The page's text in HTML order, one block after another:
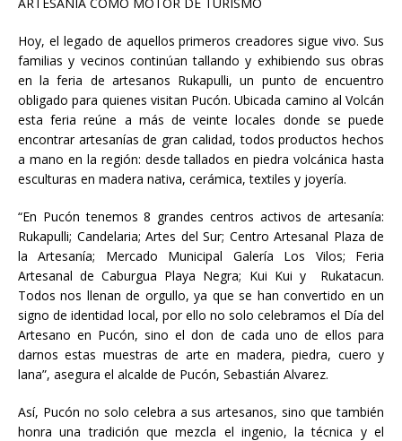
Hoy, el legado de aquellos primeros creadores sigue vivo. Sus
familias y vecinos continúan tallando y exhibiendo sus obras
en la feria de artesanos Rukapulli, un punto de encuentro
obligado para quienes visitan Pucón. Ubicada camino al Volcán
esta feria reúne a más de veinte locales donde se puede
encontrar artesanías de gran calidad, todos productos hechos
a mano en la región: desde tallados en piedra volcánica hasta
esculturas en madera nativa, cerámica, textiles y joyería.
“En Pucón tenemos 8 grandes centros activos de artesanía:
Rukapulli; ⁠Candelaria; ⁠Artes del Sur; Centro Artesanal Plaza de
la Artesanía; Mercado Municipal Galería Los Vilos; ⁠Feria
Artesanal de Caburgua Playa Negra; Kui Kui y Rukatacun.
Todos nos llenan de orgullo, ya que se han convertido en un
signo de identidad local, por ello no solo celebramos el Día del
Artesano en Pucón, sino el don de cada uno de ellos para
darnos estas muestras de arte en madera, piedra, cuero y
lana”, asegura el alcalde de Pucón, Sebastián Alvarez.
Así, Pucón no solo celebra a sus artesanos, sino que también
honra una tradición que mezcla el ingenio, la técnica y el